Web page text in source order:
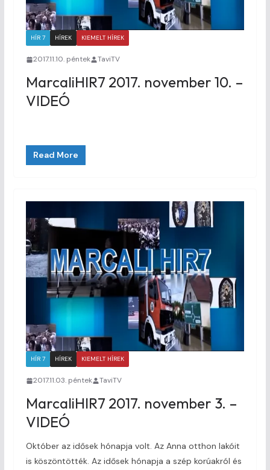
HÍR 7 HÍREK KIEMELT HÍREK
2017.11.10. péntek TaviTV
MarcaliHIR7 2017. november 10. –
VIDEÓ
Read More
HÍR 7 HÍREK KIEMELT HÍREK
2017.11.03. péntek TaviTV
MarcaliHIR7 2017. november 3. –
VIDEÓ
Október az idősek hónapja volt. Az Anna otthon lakóit
is köszöntötték. Az idősek hónapja a szép korúakról és